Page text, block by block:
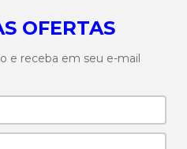
OFERTAS
e receba em seu e-mail